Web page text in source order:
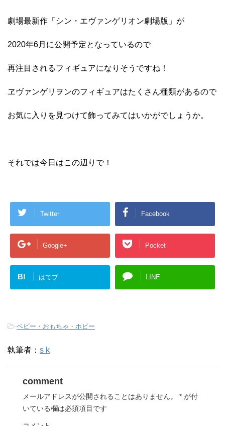
劇場最新作「シン・エヴァンゲリオン劇場版」が
2020年6月に公開予定となっているので
再注目されるフィギュアになりそうですね！
ヱヴァンゲリヲンのフィギュアはたくさん種類があるので
お気に入りを見つけて飾ってみてはいかがでしょうか。
それでは今日はこの辺りで！
Twitter Facebook
Google+ Pocket
B! はてブ LINE
-ベビー・おもちゃ・ホビー
執筆者： s k
comment
メールアドレスが公開されることはありません。 * が付
いている欄は必須項目です